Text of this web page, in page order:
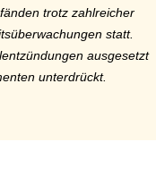
trotz zahlreicher
statt.
ausgesetzt
unterdrückt.